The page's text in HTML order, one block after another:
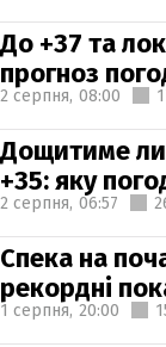
До +37 та
прогноз
2 серпня, 08:00
Дощитиме
+35: яку
2 серпня, 06:57
Спека на
рекордні
1 серпня, 20:00